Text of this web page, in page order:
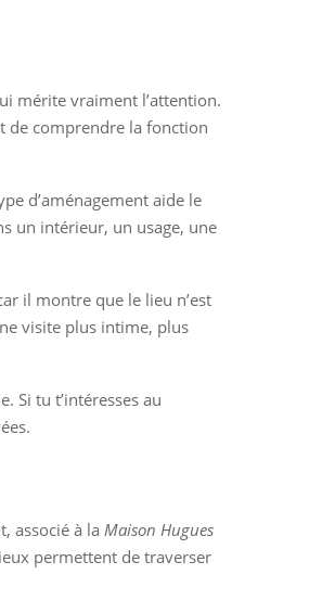
mérite vraiment l’attention.
de comprendre la fonction
d’aménagement aide le
un intérieur, un usage, une
il montre que le lieu n’est
visite plus intime, plus
Si tu t’intéresses au
associé à la Maison Hugues
permettent de traverser